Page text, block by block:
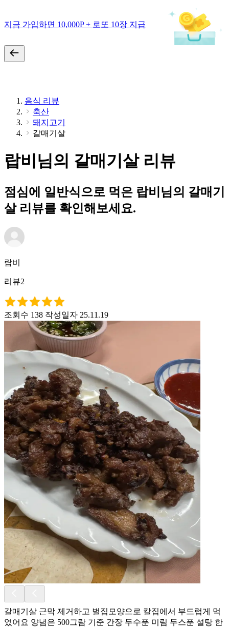
지금 가입하면 10,000P + 로또 10장 지급
음식 리뷰
축산
돼지고기
갈매기살
랍비님의 갈매기살 리뷰
점심에 일반식으로 먹은 랍비님의 갈매기
살 리뷰를 확인해보세요.
랍비
리뷰2
조회수 138 작성일자 25.11.19
갈매기살 근막 제거하고 벌집모양으로 칼집에서 부드럽게 먹
었어요 양념은 500그람 기준 간장 두수푼 미림 두스푼 설탕 한